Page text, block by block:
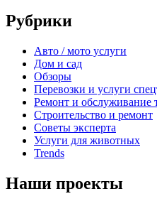
Рубрики
Авто / мото услуги
Дом и сад
Обзоры
Перевозки и услуги
Ремонт и обслуживание
Строительство и ремонт
Советы эксперта
Услуги для животных
Trends
Наши проекты